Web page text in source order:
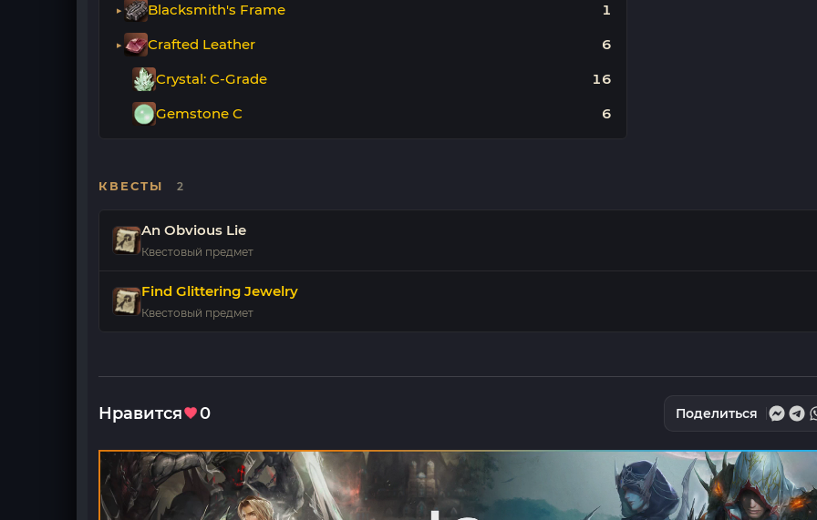
Blacksmith's Frame 1
Crafted Leather 6
Crystal: C-Grade 16
Gemstone C 6
КВЕСТЫ 2
An Obvious Lie
Квестовый предмет
Find Glittering Jewelry
Квестовый предмет
Нравится 0 Поделиться